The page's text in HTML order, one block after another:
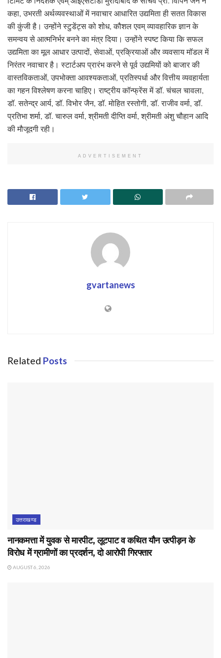
कहा, उभरती अर्थव्यवस्थाओं में नवाचार आधारित उद्यमिता ही सतत विकास
की कुंजी है। उन्होंने स्टुडेंट्स को शोध, कौशल एवम् व्यावहारिक ज्ञान के
समन्वय से आत्मनिर्भर बनने का मंत्र दिया। उन्होंने स्पष्ट किया कि सफल
उद्यमिता का मूल आधार उत्पादों, सेवाओं, प्रक्रियाओं और व्यवसाय मॉडल में
निरंतर नवाचार है। स्टार्टअप प्रारंभ करने से पूर्व उद्यमियों को बाजार की
वास्तविकताओं, उपभोक्ता आवश्यकताओं, प्रतिस्पर्धा और वित्तीय व्यवहार्यता
का गहन विश्लेषण करना चाहिए। राष्ट्रीय कॉन्फ्रेंस में डॉ. चंचल चावला,
डॉ. सतेन्द्र आर्य, डॉ. विभोर जैन, डॉ. मोहित रस्तोगी, डॉ. राजीव वर्मा, डॉ.
प्रतिभा शर्मा, डॉ. चारुल वर्मा, श्रीमती दीप्ति वर्मा, श्रीमती अंशु चौहान आदि
की मौजूदगी रही।
ADVERTISEMENT
gvartanews
Related Posts
उत्तराखण्ड
नानकमत्ता में युवक से मारपीट, लूटपाट व कथित यौन उत्पीड़न के
विरोध में ग्रामीणों का प्रदर्शन, दो आरोपी गिरफ्तार
AUGUST 6, 2026